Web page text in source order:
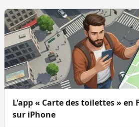
L'app « Carte des toilettes » en
sur iPhone